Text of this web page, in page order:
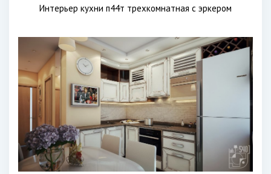
Интерьер кухни п44т трехкомнатная с эркером